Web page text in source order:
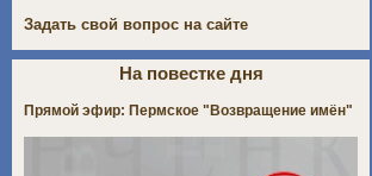
Задать свой вопрос на сайте
На повестке дня
Прямой эфир: Пермское "Возвращение имён"